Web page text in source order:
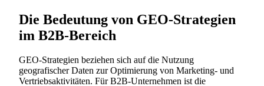
Die Bedeutung von GEO-Strategien
im B2B-Bereich
GEO-Strategien beziehen sich auf die Nutzung
geografischer Daten zur Optimierung von Marketing- und
Vertriebsaktivitäten. Für B2B-Unternehmen ist die